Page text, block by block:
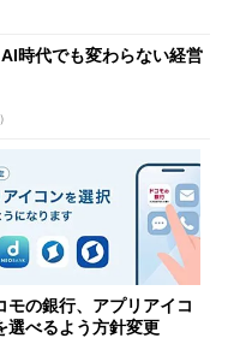
AI時代でも変わらない経営
モの銀行、アプリアイコ
選べるよう方針変更